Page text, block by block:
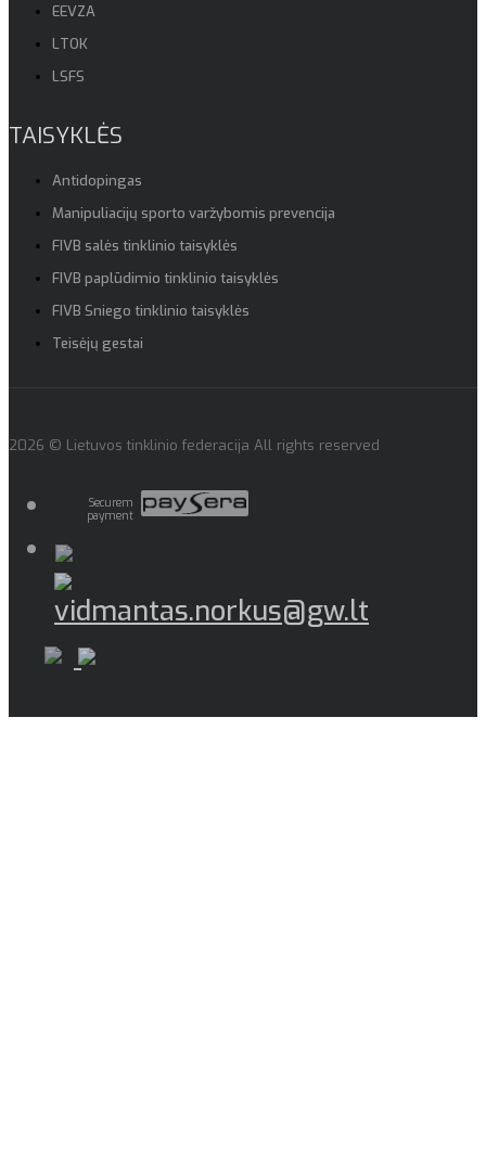
EEVZA
LTOK
LSFS
TAISYKLĖS
Antidopingas
Manipuliacijų sporto varžybomis prevencija
FIVB salės tinklinio taisyklės
FIVB paplūdimio tinklinio taisyklės
FIVB Sniego tinklinio taisyklės
Teisėjų gestai
2026 © Lietuvos tinklinio federacija All rights reserved
Securem
payment